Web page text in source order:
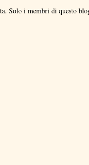
Solo i membri di questo